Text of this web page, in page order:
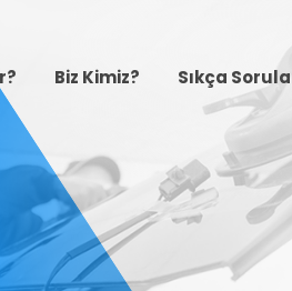
Biz Kimiz? Sıkça